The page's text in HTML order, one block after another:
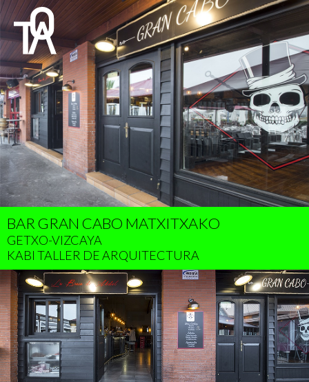
BAR GRAN CABO MATXITXAKO
GETXO-VIZCAYA
KABI TALLER DE ARQUITECTURA